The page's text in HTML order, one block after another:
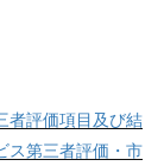
者評価項目及び結
ス第三者評価・市